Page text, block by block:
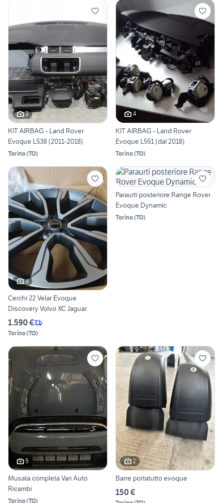
3
KIT AIRBAG - Land Rover
Evoque L538 (2011-2018)
Torino(TO)
4
KIT AIRBAG - Land Rover
Evoque L551 (dal 2018)
Torino(TO)
4
Cerchi 22 Velar Evoque
Discovery Volvo XC Jaguar
1.590 €
Torino(TO)
Paraurti posteriore Range Rover
Evoque Dynamic
Torino(TO)
5
Musata completa Vari Auto
Ricambi
Torino(TO)
2
Barre portatutto evoque
150 €